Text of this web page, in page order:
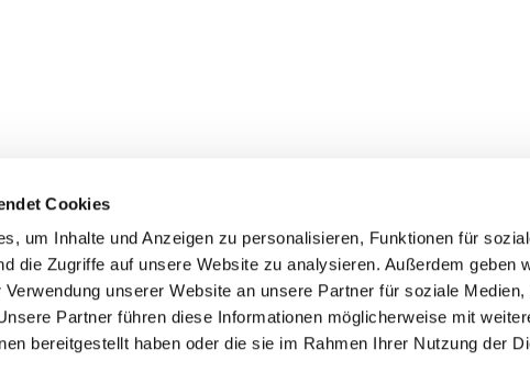
Cookies
um Inhalte und Anzeigen zu personalisieren, Funktionen für
die Zugriffe auf unsere Website zu analysieren. Außerdem geben
unserer Website an unsere Partner für soziale Medien,
Partner führen diese Informationen möglicherweise mit
bereitgestellt haben oder die sie im Rahmen Ihrer Nutzung der